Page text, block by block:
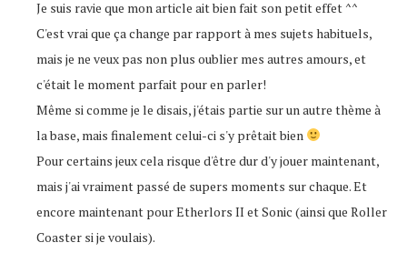
Je suis ravie que mon article ait bien fait son petit effet ^^
C'est vrai que ça change par rapport à mes sujets habituels,
mais je ne veux pas non plus oublier mes autres amours, et
c'était le moment parfait pour en parler!
Même si comme je le disais, j'étais partie sur un autre thème à
la base, mais finalement celui-ci s'y prêtait bien
Pour certains jeux cela risque d'être dur d'y jouer maintenant,
mais j'ai vraiment passé de supers moments sur chaque. Et
encore maintenant pour Etherlors II et Sonic (ainsi que Roller
Coaster si je voulais).